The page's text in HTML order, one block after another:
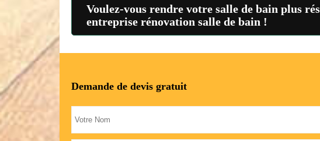
Voulez-vous rendre votre salle de bain plus
entreprise rénovation salle de bain !
Demande de devis gratuit